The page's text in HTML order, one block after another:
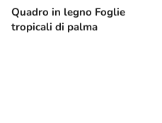
Quadro in legno Foglie
tropicali di palma